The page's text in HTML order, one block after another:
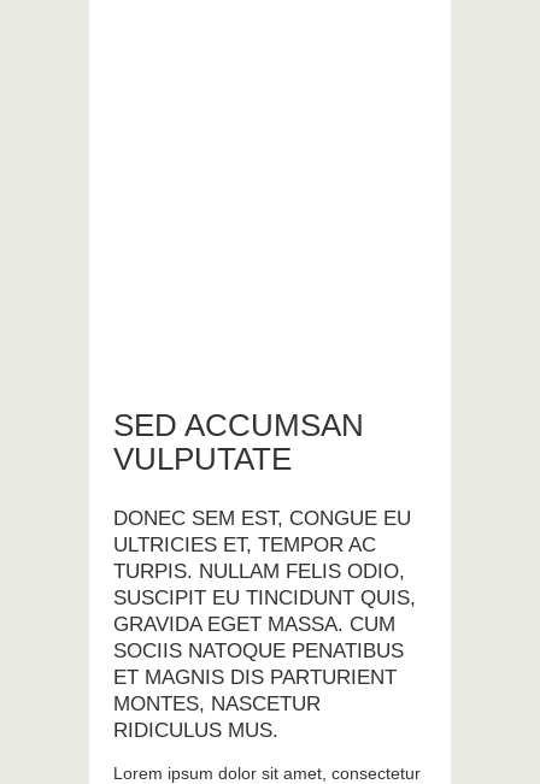
SED ACCUMSAN
VULPUTATE
DONEC SEM EST, CONGUE EU
ULTRICIES ET, TEMPOR AC
TURPIS. NULLAM FELIS ODIO,
SUSCIPIT EU TINCIDUNT QUIS,
GRAVIDA EGET MASSA. CUM
SOCIIS NATOQUE PENATIBUS
ET MAGNIS DIS PARTURIENT
MONTES, NASCETUR
RIDICULUS MUS.
Lorem ipsum dolor sit amet, consectetur